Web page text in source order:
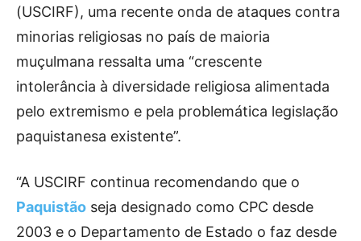
(USCIRF), uma recente onda de ataques contra
minorias religiosas no país de maioria
muçulmana ressalta uma “crescente
intolerância à diversidade religiosa alimentada
pelo extremismo e pela problemática legislação
paquistanesa existente”.
“A USCIRF continua recomendando que o
Paquistão seja designado como CPC desde
2003 e o Departamento de Estado o faz desde